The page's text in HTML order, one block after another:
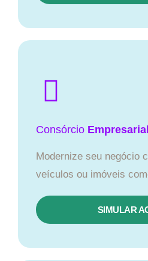
Consórcio Empresarial
Modernize seu negócio
veículos ou imóveis
SIMULAR